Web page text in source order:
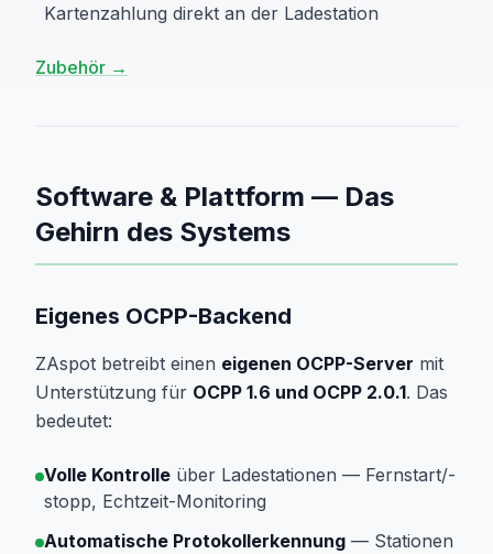
Kartenzahlung direkt an der Ladestation
Zubehör →
Software & Plattform — Das
Gehirn des Systems
Eigenes OCPP-Backend
ZAspot betreibt einen eigenen OCPP-Server mit
Unterstützung für OCPP 1.6 und OCPP 2.0.1. Das
bedeutet:
Volle Kontrolle über Ladestationen — Fernstart/-
stopp, Echtzeit-Monitoring
Automatische Protokollerkennung — Stationen